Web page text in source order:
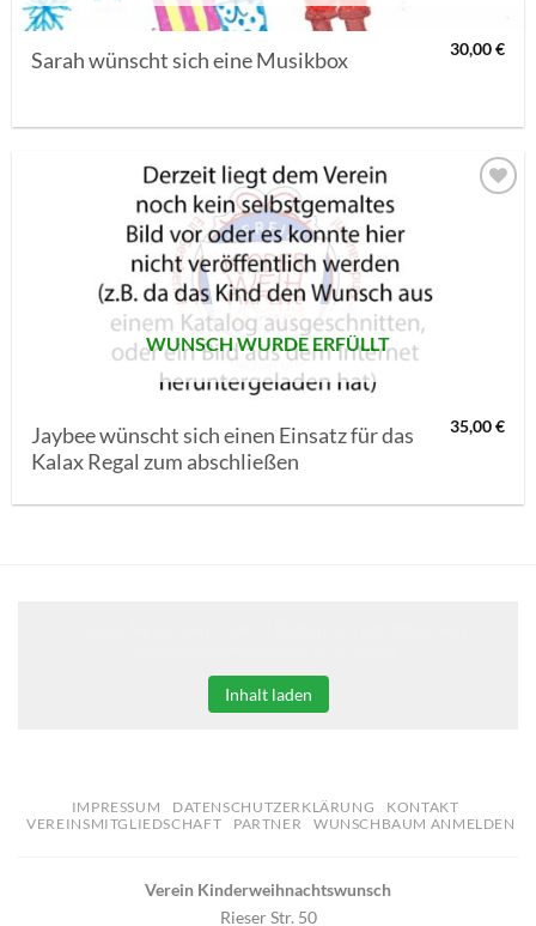
Sarah wünscht sich eine Musikbox 30,00€
WUNSCH WURDE ERFÜLLT
Jaybee wünscht sich einen Einsatz für das
Kalax Regal zum abschließen
35,00€
Inhalt laden
IMPRESSUM DATENSCHUTZERKLÄRUNG
KONTAKT
VEREINSMITGLIEDSCHAFT
PARTNER WUNSCHBAUM ANMELDEN
Verein Kinderweihnachtswunsch
Rieser Str. 50